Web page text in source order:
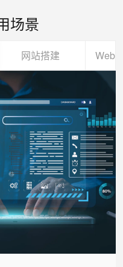
场景
网站搭建 Web